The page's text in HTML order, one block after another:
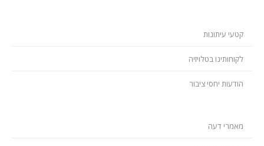
קטעי עיתונות
לקוחותינו בטלויזיה
הודעות יחסי ציבור
מאמרי דעה